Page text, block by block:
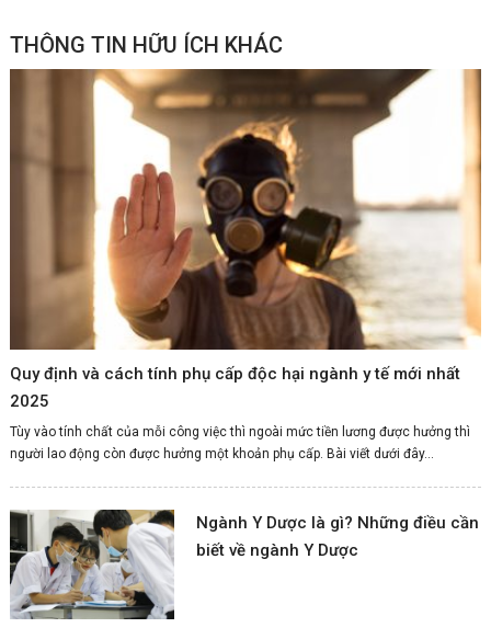
THÔNG TIN HỮU ÍCH KHÁC
Quy định và cách tính phụ cấp độc hại ngành y tế mới nhất
2025
Tùy vào tính chất của mỗi công việc thì ngoài mức tiền lương được hưởng thì
người lao động còn được hưởng một khoản phụ cấp. Bài viết dưới đây...
Ngành Y Dược là gì? Những điều cần
biết về ngành Y Dược